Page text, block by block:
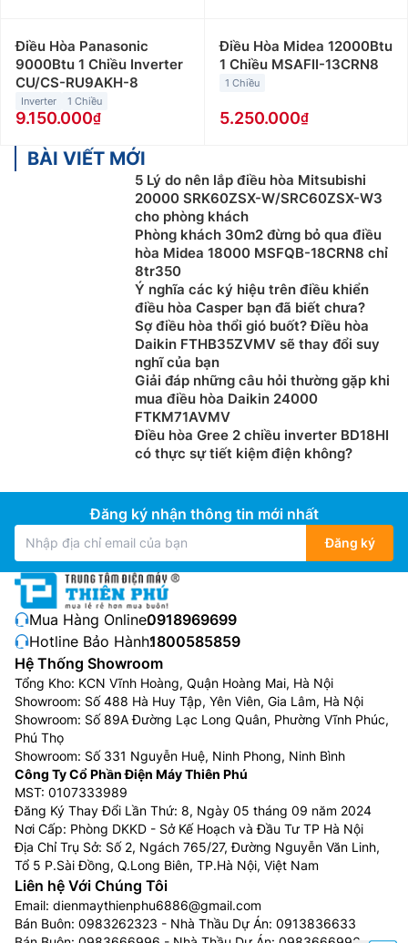
Điều Hòa Panasonic
9000Btu 1 Chiều Inverter
CU/CS-RU9AKH-8
Inverter 1 Chiều
9.150.000
Điều Hòa Midea 12000Btu
1 Chiều MSAFII-13CRN8
1 Chiều
5.250.000
BÀI VIẾT MỚI
5 Lý do nên lắp điều hòa Mitsubishi
20000 SRK60ZSX-W/SRC60ZSX-W3
cho phòng khách
Phòng khách 30m2 đừng bỏ qua điều
hòa Midea 18000 MSFQB-18CRN8 chỉ
8tr350
Ý nghĩa các ký hiệu trên điều khiển
điều hòa Casper bạn đã biết chưa?
Sợ điều hòa thổi gió buốt? Điều hòa
Daikin FTHB35ZVMV sẽ thay đổi suy
nghĩ của bạn
Giải đáp những câu hỏi thường gặp khi
mua điều hòa Daikin 24000
FTKM71AVMV
Điều hòa Gree 2 chiều inverter BD18HI
có thực sự tiết kiệm điện không?
Đăng ký nhận thông tin mới nhất
Đăng ký
Mua Hàng Online:0918969699
Hotline Bảo Hành:1800585859
Hệ Thống Showroom
Tổng Kho: KCN Vĩnh Hoàng, Quận Hoàng Mai, Hà Nội
Showroom: Số 488 Hà Huy Tập, Yên Viên, Gia Lâm, Hà Nội
Showroom: Số 89A Đường Lạc Long Quân, Phường Vĩnh Phúc,
Phú Thọ
Showroom: Số 331 Nguyễn Huệ, Ninh Phong, Ninh Bình
Công Ty Cổ Phần Điện Máy Thiên Phú
MST: 0107333989
Đăng Ký Thay Đổi Lần Thứ: 8, Ngày 05 tháng 09 năm 2024
Nơi Cấp: Phòng DKKD - Sở Kế Hoạch và Đầu Tư TP Hà Nội
Địa Chỉ Trụ Sở: Số 2, Ngách 765/27, Đường Nguyễn Văn Linh,
Tổ 5 P.Sài Đồng, Q.Long Biên, TP.Hà Nội, Việt Nam
Liên hệ Với Chúng Tôi
Email: dienmaythienphu6886@gmail.com
Bán Buôn: 0983262323 - Nhà Thầu Dự Án: 0913836633